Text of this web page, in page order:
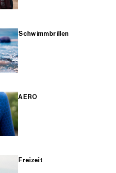
Schwimmbrillen
AERO
Freizeit